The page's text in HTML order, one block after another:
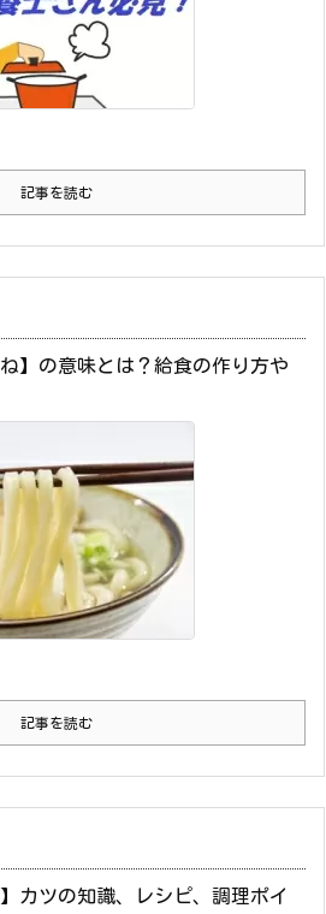
記事を読む
】の意味とは？給食の作り方や
記事を読む
カツの知識、レシピ、調理ポイ